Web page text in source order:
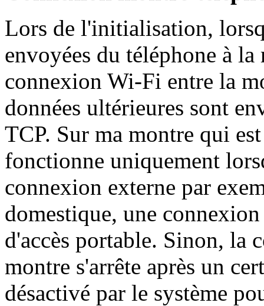
Lors de l'initialisation,
envoyées du téléphone à
connexion Wi-Fi entre la
données ultérieures sont
TCP. Sur ma montre qui
fonctionne uniquement
connexion externe par
domestique, une
d'accès portable. Sinon, la
montre s'arrête après un
désactivé par le système